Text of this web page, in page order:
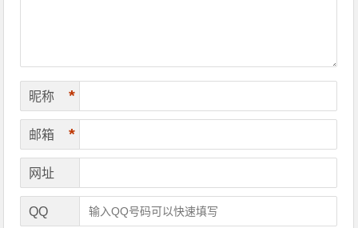
昵称 *
邮箱 *
网址
QQ